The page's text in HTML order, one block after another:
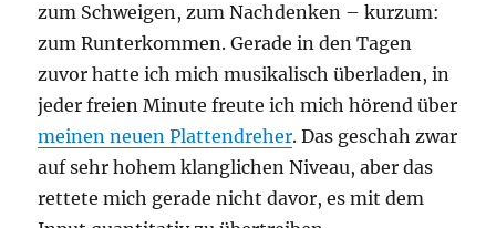
zum Schweigen, zum Nachdenken – kurzum:
zum Runterkommen. Gerade in den Tagen
zuvor hatte ich mich musikalisch überladen, in
jeder freien Minute freute ich mich hörend über
meinen neuen Plattendreher. Das geschah zwar
auf sehr hohem klanglichen Niveau, aber das
rettete mich gerade nicht davor, es mit dem